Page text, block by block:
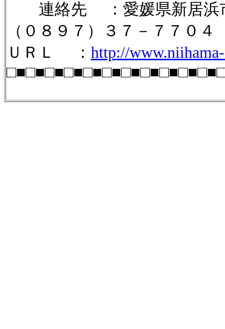
連絡先 ：愛媛県新居浜
（０８９７）３７－７７０４
ＵＲＬ ： http://